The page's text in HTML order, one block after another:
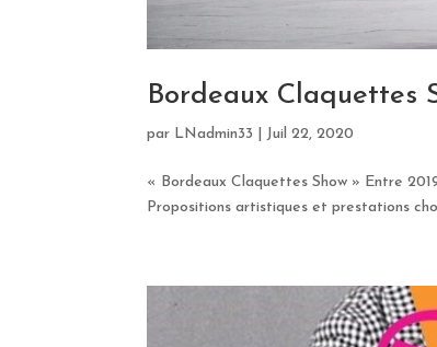
Bordeaux Claquettes
par LNadmin33 Juil 22, 2020
« Bordeaux Claquettes Show » Entre
Propositions artistiques et prestations